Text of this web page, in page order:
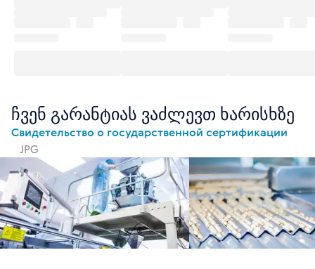
ჩვენ გარანტიას ვაძლევთ ხარისხზე
Свидетельство о государственной сертификации
JPG